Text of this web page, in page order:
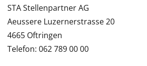
STA Stellenpartner AG
Aeussere Luzernerstrasse 20
4665 Oftringen
Telefon: 062 789 00 00